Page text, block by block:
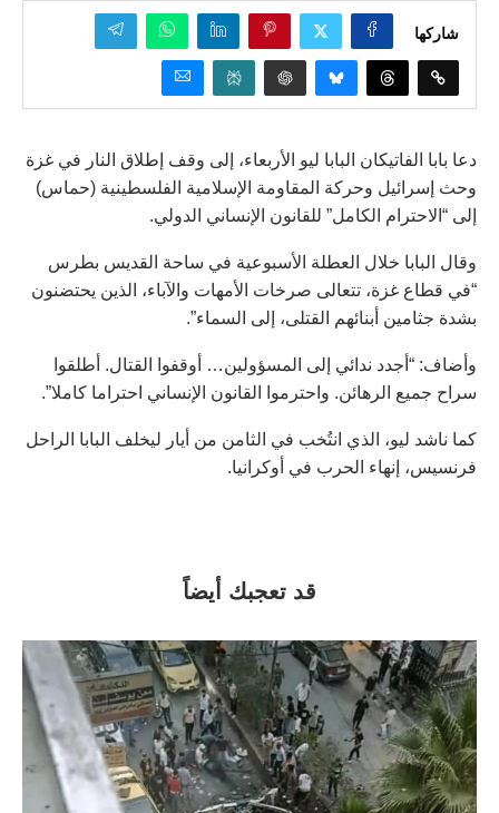
شاركها
دعا بابا الفاتيكان البابا ليو الأربعاء، إلى وقف إطلاق النار في غزة
وحث إسرائيل وحركة المقاومة الإسلامية الفلسطينية (حماس)
إلى “الاحترام الكامل” للقانون الإنساني الدولي.
وقال البابا خلال العطلة الأسبوعية في ساحة القديس بطرس
“في قطاع غزة، تتعالى صرخات الأمهات والآباء، الذين يحتضنون
بشدة جثامين أبنائهم القتلى، إلى السماء”.
وأضاف: “أجدد ندائي إلى المسؤولين… أوقفوا القتال. أطلقوا
سراح جميع الرهائن. واحترموا القانون الإنساني احتراما كاملا”.
كما ناشد ليو، الذي انتُخب في الثامن من أيار ليخلف البابا الراحل
فرنسيس، إنهاء الحرب في أوكرانيا.
قد تعجبك أيضاً